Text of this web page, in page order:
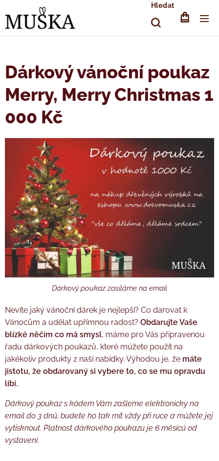
Hledat
Dárkový vánoční poukaz
Merry, Merry Christmas 1
000 Kč
Dárkový poukaz zasíláme na email
Nevíte jaký vánoční dárek je nejlepší? Co darovat k
Vánocům a udělat upřímnou radost? Obdarujte Vaše
blízké něčím co má smysl, máme pro Vás připravenou
řadu dárkových poukazů, které múžete použít na
jakékoliv produkty z naší nabídky. Výhodou je, že máte
jistotu, že obdarovaný si vybere to, co se mu opravdu
líbí.
Dárkový poukaz s kódem Vám zašleme elektronicky na
email do 3 dnů, budete ho tak mít vždy při ruce a můžete jej
vytisknout. Platnost dárkového poukazu je 6 měsíců od
vystavení.